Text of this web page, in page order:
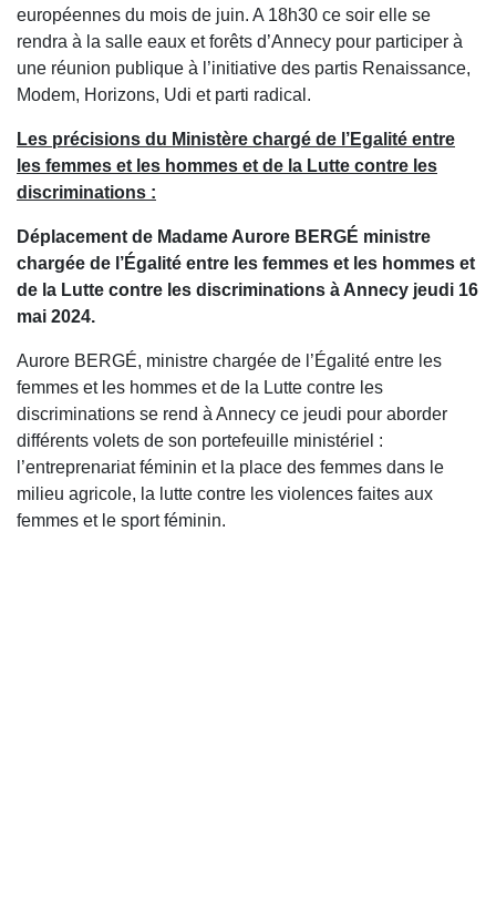
européennes du mois de juin. A 18h30 ce soir elle se
rendra à la salle eaux et forêts d’Annecy pour participer à
une réunion publique à l’initiative des partis Renaissance,
Modem, Horizons, Udi et parti radical.
Les précisions du Ministère chargé de l’Egalité entre
les femmes et les hommes et de la Lutte contre les
discriminations :
Déplacement de Madame Aurore BERGÉ ministre
chargée de l’Égalité entre les femmes et les hommes et
de la Lutte contre les discriminations à Annecy jeudi 16
mai 2024.
Aurore BERGÉ, ministre chargée de l’Égalité entre les
femmes et les hommes et de la Lutte contre les
discriminations se rend à Annecy ce jeudi pour aborder
différents volets de son portefeuille ministériel :
l’entreprenariat féminin et la place des femmes dans le
milieu agricole, la lutte contre les violences faites aux
femmes et le sport féminin.